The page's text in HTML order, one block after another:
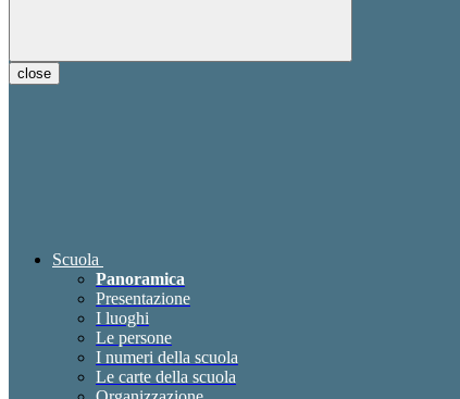
close
Scuola
Panoramica
Presentazione
I luoghi
Le persone
I numeri della scuola
Le carte della scuola